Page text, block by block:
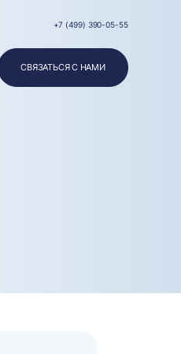
+7 (499) 390-05-55
СВЯЗАТЬСЯ С НАМИ